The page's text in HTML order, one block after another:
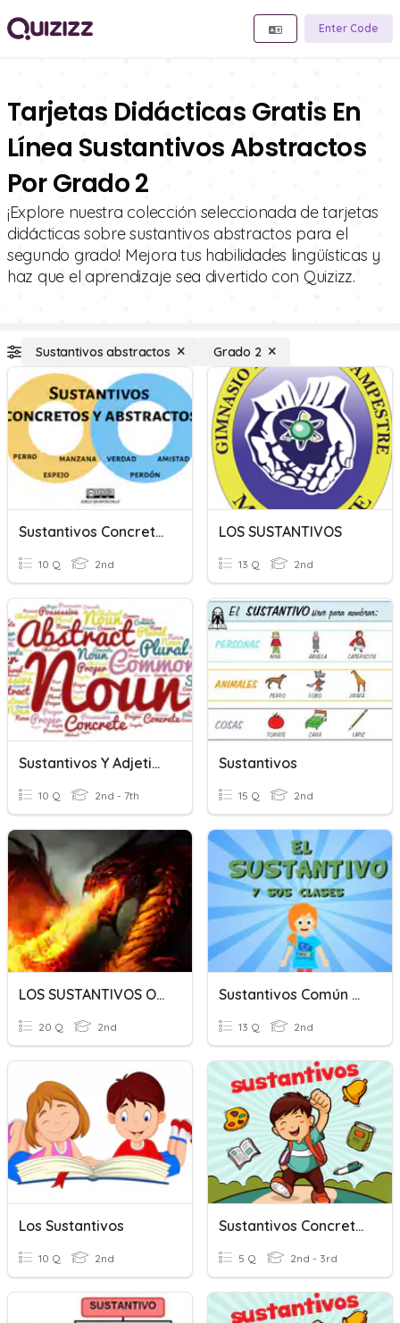
Enter Code
Tarjetas Didácticas Gratis En
Línea Sustantivos Abstractos
Por Grado 2
¡Explore nuestra colección seleccionada de tarjetas
didácticas sobre sustantivos abstractos para el
segundo grado! Mejora tus habilidades lingüísticas y
haz que el aprendizaje sea divertido con Quizizz.
Sustantivos abstractos Grado 2
Sustantivos Concretos Y Abstractos
10 Q 2nd
LOS SUSTANTIVOS
13 Q 2nd
Sustantivos Y Adjetivos
10 Q 2nd - 7th
Sustantivos
15 Q 2nd
LOS SUSTANTIVOS O NOMBRES
20 Q 2nd
Sustantivos Común Y Sustantivo Propio
13 Q 2nd
Los Sustantivos
10 Q 2nd
Sustantivos Concretos Y Abstractos
5 Q 2nd - 3rd